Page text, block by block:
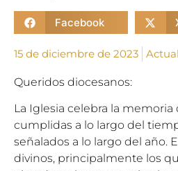
Facebook
15 de diciembre de 2023
Queridos diocesanos:
La Iglesia celebra la memoria
cumplidas a lo largo del
señalados a lo largo del año.
divinos, principalmente los